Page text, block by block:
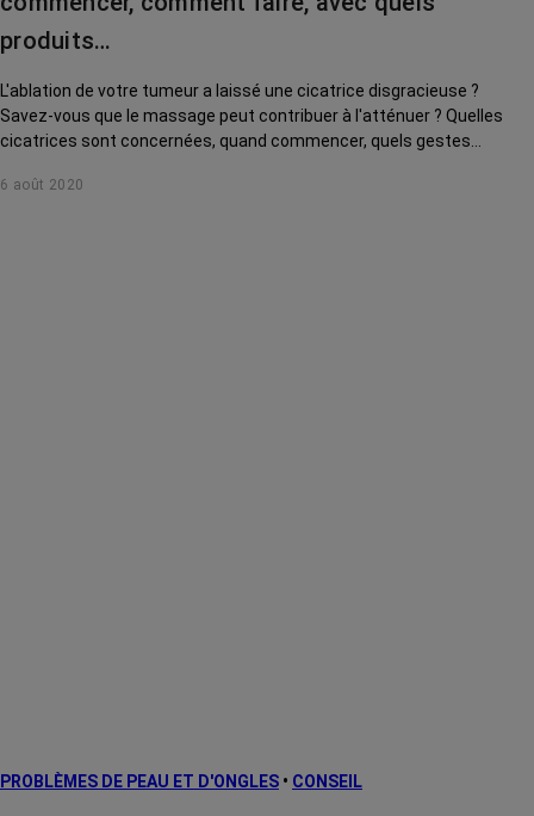
produits…
L'ablation de votre tumeur a laissé une cicatrice disgracieuse ?
Savez-vous que le massage peut contribuer à l'atténuer ? Quelles
cicatrices sont concernées, quand commencer, quels gestes
kinésithérapeute, vous explique tout.
6 août 2020
PROBLÈMES DE PEAU ET D'ONGLES • CONSEIL